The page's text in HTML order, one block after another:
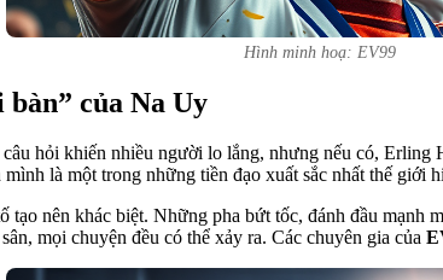
Hình minh hoạ: EV99
của Na Uy
hỏi khiến nhiều người lo lắng, nhưng nếu có, Erling
là một trong những tiền đạo xuất sắc nhất thế giới
nên khác biệt. Những pha bứt tốc, đánh đầu mạnh
mọi chuyện đều có thể xảy ra. Các chuyên gia của